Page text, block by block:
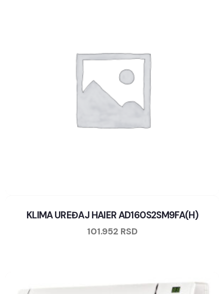
KLIMA UREĐAJ HAIER AD160S2SM9FA(H)
101.952 RSD